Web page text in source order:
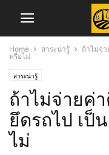
Home สาระน่ารู้
ถ้าไม่จ่
หรือไม่
สาระน่ารู้
ถ้าไม่จ่ายค่
ยึดรถไป เป็
ไม่